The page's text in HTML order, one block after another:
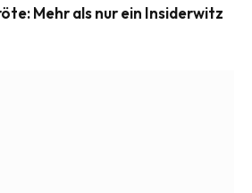
Mehr als nur ein Insiderwitz